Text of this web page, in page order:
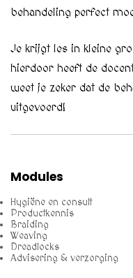
behandeling perfect
Je krijgt les in kleine
hierdoor heeft de
weet je zeker dat de
uitgevoerd!
Modules
Hygiëne en consult
Productkennis
Braiding
Weaving
Dreadlocks
Advisering & verzorging